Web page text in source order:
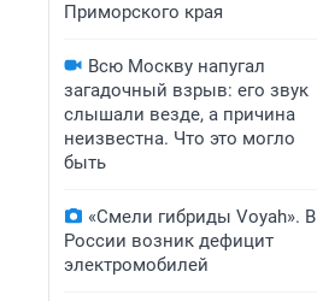
Приморского края
Всю Москву напугал
загадочный взрыв: его звук
слышали везде, а причина
неизвестна. Что это могло
быть
«Смели гибриды Voyah». В
России возник дефицит
электромобилей